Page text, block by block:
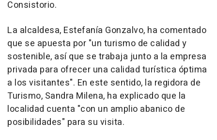
Consistorio.
La alcaldesa, Estefanía Gonzalvo, ha comentado
que se apuesta por "un turismo de calidad y
sostenible, así que se trabaja junto a la empresa
privada para ofrecer una calidad turística óptima
a los visitantes". En este sentido, la regidora de
Turismo, Sandra Milena, ha explicado que la
localidad cuenta "con un amplio abanico de
posibilidades" para su visita.